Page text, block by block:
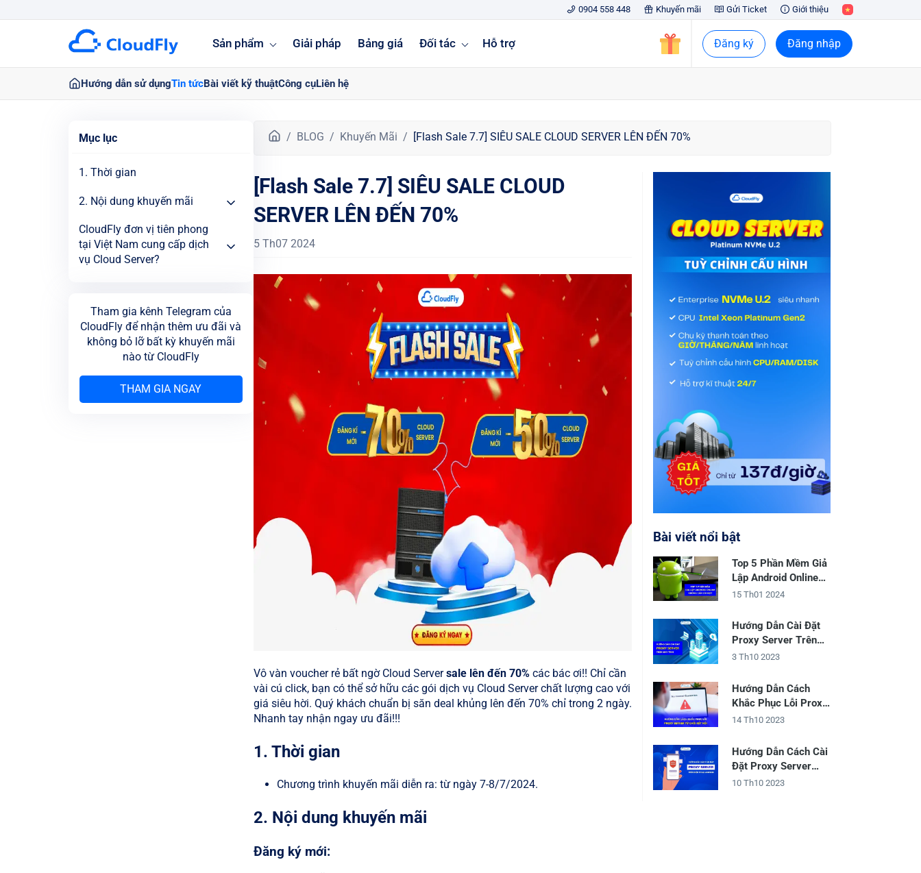
0904 558 448 Khuyến mãi Gửi Ticket Giới thiệu
Sản phẩm Giải pháp Bảng giá Đối tác Hỗ trợ Đăng ký Đăng nhập
Hướng dẫn sử dụngTin tứcBài viết kỹ thuậtCông cụLiên hệ
Mục lục
1. Thời gian
2. Nội dung khuyến mãi
CloudFly đơn vị tiên phong
tại Việt Nam cung cấp dịch
vụ Cloud Server?
Tham gia kênh Telegram của
CloudFly để nhận thêm ưu đãi và
không bỏ lỡ bất kỳ khuyến mãi
nào từ CloudFly
THAM GIA NGAY
T
n
g
c
h
ủ
BLOG Khuyến Mãi [Flash Sale 7.7] SIÊU SALE CLOUD SERVER LÊN ĐẾN 70%
[Flash Sale 7.7] SIÊU SALE CLOUD
SERVER LÊN ĐẾN 70%
5 Th07 2024
Vô vàn voucher rẻ bất ngờ Cloud Serversale lên đến 70%các bác ơi!! Chỉ cần
vài cú click, bạn có thể sở hữu các gói dịch vụ Cloud Server chất lượng cao với
giá siêu hời. Quý khách chuẩn bị săn deal khủng lên đến 70% chỉ trong 2 ngày.
Nhanh tay nhận ngay ưu đãi!!!
1. Thời gian
Chương trình khuyến mãi diễn ra: từ ngày 7-8/7/2024.
2. Nội dung khuyến mãi
Đăng ký mới:
Bài viết nổi bật
Top 5 Phần Mềm Giả
Lập Android Online
Không Cần Cài Đặt
15 Th01 2024
Hướng Dẫn Cài Đặt
Proxy Server Trên
Máy Tính
3 Th10 2023
Hướng Dẫn Cách
Khắc Phục Lỗi Proxy
Server Từ Chối Kết
14 Th10 2023
Hướng Dẫn Cách Cài
Đặt Proxy Server
Trên Điện Thoại
10 Th10 2023